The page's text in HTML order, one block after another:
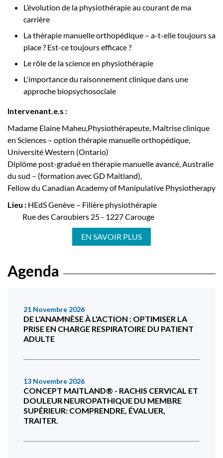
L’évolution de la physiothérapie au courant de ma
carrière
La thérapie manuelle orthopédique – a-t-elle toujours sa
place ? Est-ce toujours efficace ?
Le rôle de la science en physiothérapie
L'importance du raisonnement clinique dans une
approche biopsychosociale
Intervenant.e.s :
Madame Elaine Maheu,Physiothérapeute, Maîtrise clinique
en Sciences – option thérapie manuelle orthopédique,
Université Western (Ontario)
Diplôme post-gradué en thérapie manuelle avancé, Australie
du sud – (formation avec GD Maitland),
Fellow du Canadian Academy of Manipulative Physiotherapy
Lieu : HEdS Genève – Filière physiothérapie
Rue des Caroubiers 25 - 1227 Carouge
EN SAVOIR PLUS
Agenda
21 Novembre 2026
DE L'ANAMNÈSE À L'ACTION : OPTIMISER LA
PRISE EN CHARGE RESPIRATOIRE DU PATIENT
ADULTE
13 Novembre 2026
CONCEPT MAITLAND® - RACHIS CERVICAL ET
DOULEUR NEUROPATHIQUE DU MEMBRE
SUPÉRIEUR: COMPRENDRE, ÉVALUER,
TRAITER.